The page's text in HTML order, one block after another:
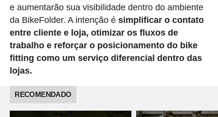
e aumentarão sua visibilidade dentro do ambiente
da BikeFolder. A intenção é simplificar o contato
entre cliente e loja, otimizar os fluxos de
trabalho e reforçar o posicionamento do bike
fitting como um serviço diferencial dentro das
lojas.
RECOMENDADO